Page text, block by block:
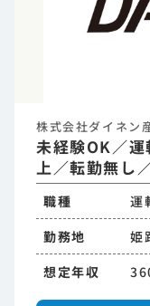
株式会社ダイネン
未経験OK／
上／転勤無し
職種
運
勤務地
姫
想定年収